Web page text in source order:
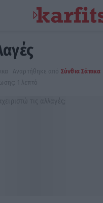
Αναρτήθηκε από Σύνθια Σάπικα
1 λεπτό